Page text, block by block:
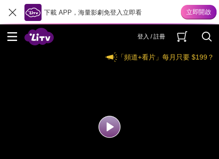
下載 APP，海量影劇免登入立即看
登入 / 註冊
「頻道+看片」每月只要 $199？